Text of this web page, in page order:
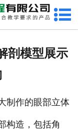
站首页
剖模型展示
制作的眼部立体
构造，包括角